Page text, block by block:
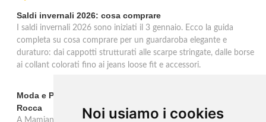
Noi usiamo i cookies
Saldi invernali 2026: cosa comprare
I saldi invernali 2026 sono iniziati il 3 gennaio. Ecco la guida
completa su cosa comprare per un guardaroba elegante e
duraturo: dai cappotti strutturati alle scarpe stringate, dalle borse
ai collant colorati fino ai jeans loose fit e accessori.
Moda e Pubblicità 1950-2000 alla Fondazione Magnani-
Rocca
A Mamiano di Traversetolo la mostra ripercorre l'eredità della